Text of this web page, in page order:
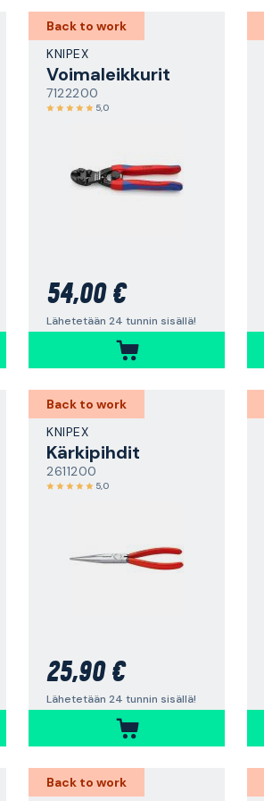
Back to work
KNIPEX
Voimaleikkurit
7122200
5,0
54,00 €
Lähetetään 24 tunnin sisällä!
Back to work
KNIPEX
Kärkipihdit
2611200
5,0
25,90 €
Lähetetään 24 tunnin sisällä!
Back to work